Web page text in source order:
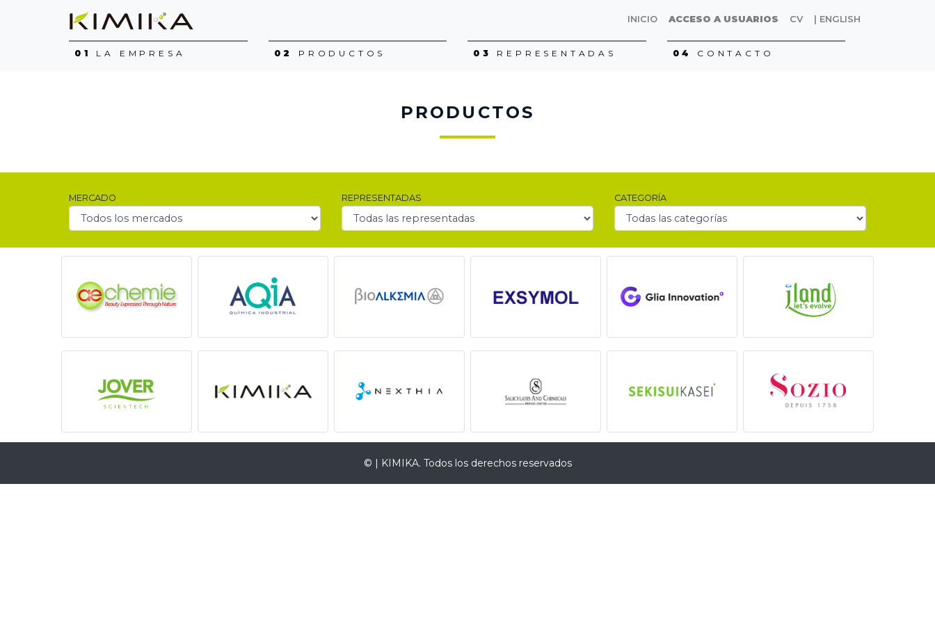
INICIO ACCESO A USUARIOS CV | ENGLISH
01 LA EMPRESA 02 PRODUCTOS 03 REPRESENTADAS 04 CONTACTO
PRODUCTOS
MERCADO REPRESENTADAS CATEGORÍA
© | KIMIKA. Todos los derechos reservados